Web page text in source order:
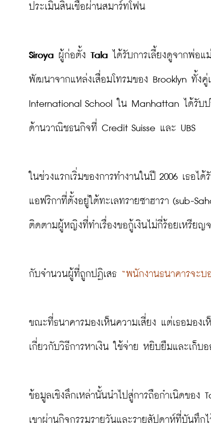
ประเมินสินเชื่อผ่านสมาร์ทโฟน
Siroya ผู้ก่อตั้ง Tala ได้รับการเลี้ยงดูจากพ่อ
พัฒนาจากแหล่งเสื่อมโทรมของ Brooklyn ทั้งคู่
International School ใน Manhattan ได้รั
ด้านวาณิชธนกิจที่ Credit Suisse และ UBS
ในช่วงแรกเริ่มของการทำงานในปี 2006 เธอ
แอฟริกาที่ตั้งอยู่ใต้ทะเลทรายซาฮารา (sub-
ติดตามผู้หญิงที่ทำเรื่องขอกู้เงินไม่กี่ร้อยเหรียญ
กับจำนวนผู้ที่ถูกปฏิเสธ “พนักงานธนาคารจะบ
ขณะที่ธนาคารมองเห็นความเสี่ยง แต่เธอมอง
เกี่ยวกับวิธีการหาเงิน ใช้จ่าย หยิบยืมและเก็บ
ข้อมูลเชิงลึกเหล่านั้นนำไปสู่การถือกำเนิดของ
เขาผ่านกิจกรรมรายวันและรายสัปดาห์ที่บันทึ